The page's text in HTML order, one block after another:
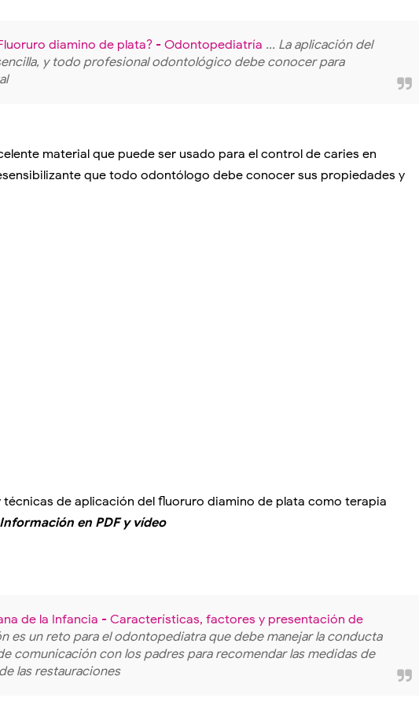
diamino de plata? - Odontopediatría ... La aplicación del
y todo profesional odontológico debe conocer para
material que puede ser usado para el control de caries en
que todo odontólogo debe conocer sus propiedades y
de aplicación del fluoruro diamino de plata como terapia
Información en PDF y vídeo
de la Infancia - Características, factores y presentación de
es un reto para el odontopediatra que debe manejar la conducta
comunicación con los padres para recomendar las medidas de
las restauraciones